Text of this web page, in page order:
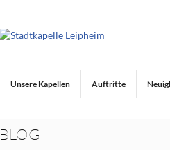
Unsere Kapellen Auftritte
BLOG